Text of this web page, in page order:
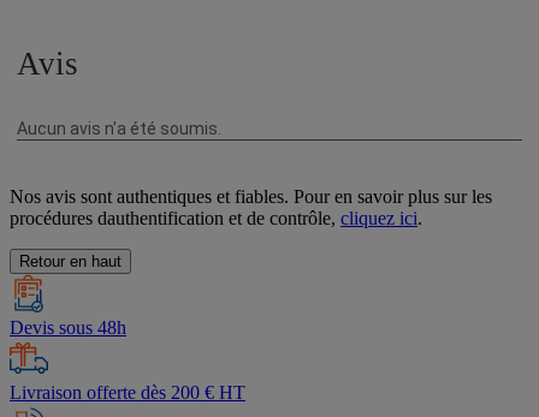
Nos avis sont authentiques et fiables. Pour en savoir plus sur les
procédures dauthentification et de contrôle, cliquez ici.
Retour en haut
Devis sous 48h
Livraison offerte dès 200 € HT